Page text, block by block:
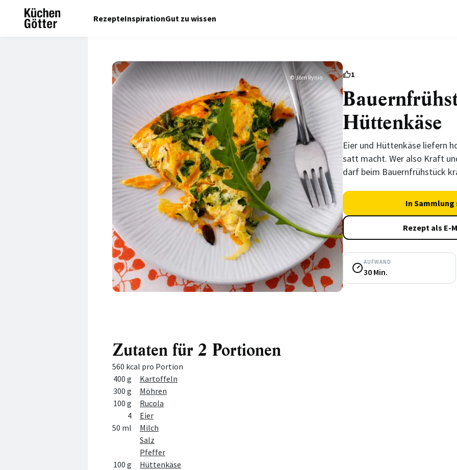
RezepteInspirationGut zu wissen
© Jörn Rynio 1
Hüttenkäse
Eier und Hüttenkäse liefern
satt macht. Wer also Kraft
darf beim Bauernfrühstück
In Sammlung
Rezept als E-
AUFWAND
30 Min.
Zutaten für 2 Portionen
560 kcal pro Portion
Menge
Zutat
400 g
Kartoffeln
300 g
Möhren
100 g
Rucola
4
Eier
50 ml
Milch
Salz
Pfeffer
100 g
Hüttenkäse